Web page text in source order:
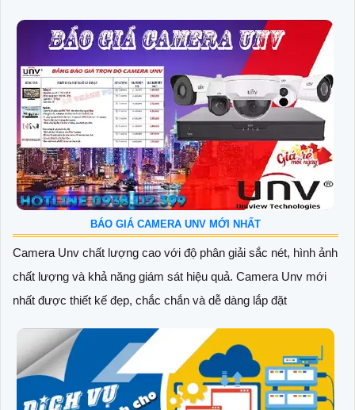
BÁO GIÁ CAMERA UNV MỚI NHẤT
Camera Unv chất lượng cao với độ phân giải sắc nét, hình ảnh
chất lượng và khả năng giám sát hiệu quả. Camera Unv mới
nhất được thiết kế đẹp, chắc chắn và dễ dàng lắp đặt